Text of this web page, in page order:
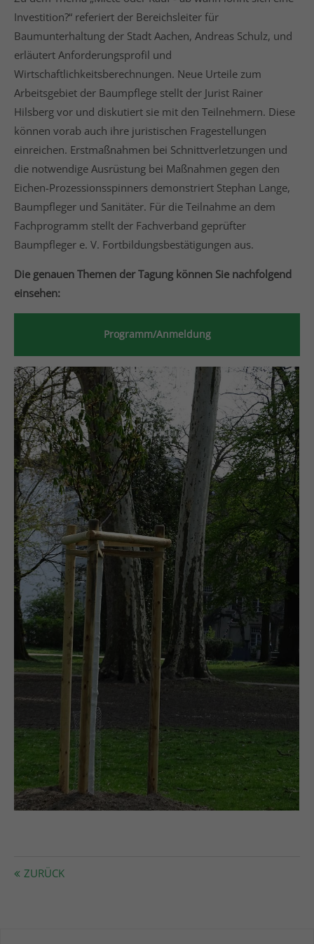
info@yourdomain.com
About us
Lorem ipsum dolor sit amet, consectetuer adipiscing
Aenean commodo ligula eget dolor. Aenean massa.
Cum sociis natoque penatibus et magnis dis
parturient montes, nascetur ridiculus mus. Donec
quam felis, ultricies nec.
Investition?“ referiert der Bereichsleiter für
Baumunterhaltung der Stadt Aachen, Andreas Schulz, und
erläutert Anforderungsprofil und
Wirtschaftlichkeitsberechnungen. Neue Urteile zum
Arbeitsgebiet der Baumpflege stellt der Jurist Rainer
Hilsberg vor und diskutiert sie mit den Teilnehmern. Diese
können vorab auch ihre juristischen Fragestellungen
einreichen. Erstmaßnahmen bei Schnittverletzungen und
die notwendige Ausrüstung bei Maßnahmen gegen den
Eichen-Prozessionsspinners demonstriert Stephan Lange,
Baumpfleger und Sanitäter. Für die Teilnahme an dem
Fachprogramm stellt der Fachverband geprüfter
Baumpfleger e. V. Fortbildungsbestätigungen aus.
Die genauen Themen der Tagung können Sie nachfolgend
einsehen:
Programm/Anmeldung
ZURÜCK